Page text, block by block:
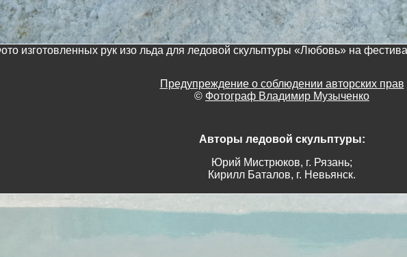
изготовленных рук изо льда для ледовой скульптуры «Любовь» на
Предупреждение о соблюдении авторских прав
© Фотограф Владимир Музыченко
Авторы ледовой скульптуры:
Юрий Мистрюков, г. Рязань;
Кирилл Баталов, г. Невьянск.